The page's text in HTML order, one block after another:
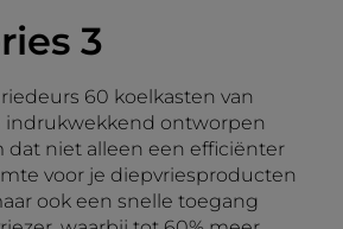
3
60 koelkasten van
indrukwekkend ontworpen
dat niet alleen een efficiënter
voor je diepvriesproducten
ook een snelle toegang